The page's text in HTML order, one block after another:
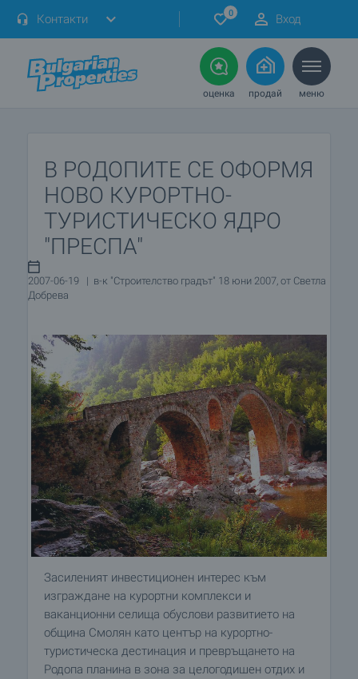
Контакти 0 Вход
оценка продай меню
В РОДОПИТЕ СЕ ОФОРМЯ
НОВО КУРОРТНО-
ТУРИСТИЧЕСКО ЯДРО
"ПРЕСПА"
2007-06-19 | в-к "Строителство градът" 18 юни 2007, от Светла
Добрева
Засиленият инвестиционен интерес към
изграждане на курортни комплекси и
ваканционни селища обуслови развитието на
община Смолян като център на курортно-
туристическа дестинация и превръщането на
Родопа планина в зона за целогодишен отдих и